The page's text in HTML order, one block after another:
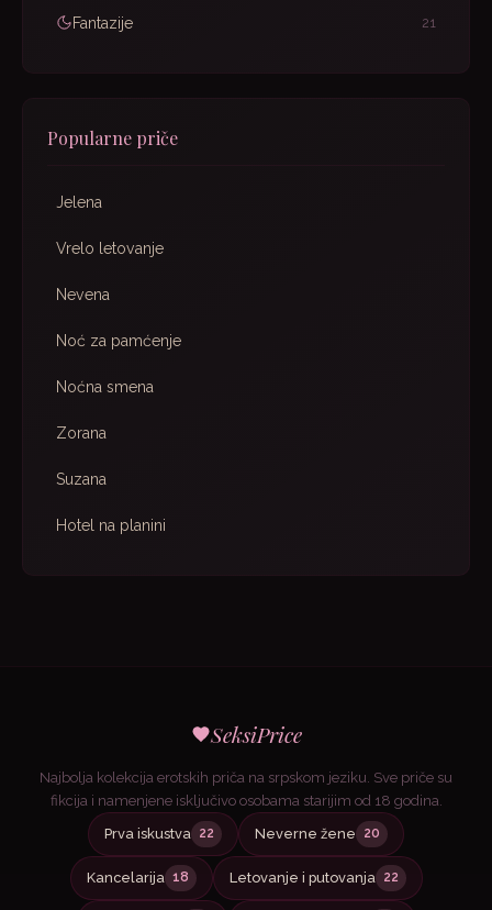
Fantazije 21
Popularne priče
Jelena
Vrelo letovanje
Nevena
Noć za pamćenje
Noćna smena
Zorana
Suzana
Hotel na planini
SeksiPrice
Najbolja kolekcija erotskih priča na srpskom jeziku. Sve priče su
fikcija i namenjene isključivo osobama starijim od 18 godina.
Prva iskustva
22 Neverne žene 20
Kancelarija 18 Letovanje i putovanja 22